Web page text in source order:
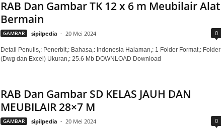
RAB Dan Gambar TK 12 x 6 m Meubilair Alat
Bermain
GAMBAR sipilpedia - 20 Mei 2024 0
Detail Penulis,: Penerbit,: Bahasa,: Indonesia Halaman,: 1 Folder Format,: Folder
(Dwg dan Excel) Ukuran,: 25.6 Mb DOWNLOAD Download
RAB Dan Gambar SD KELAS JAUH DAN
MEUBILAIR 28×7 M
GAMBAR sipilpedia - 20 Mei 2024 0